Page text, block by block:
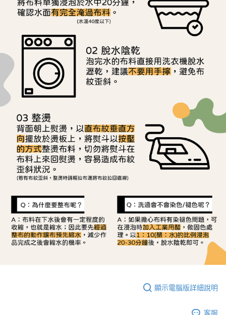
「AFTEE先享後付」，若未經同意申辦者引起之損失，本公司不負相關責
任。
４．使用「AFTEE先享後付」時，將依據個別帳號之用戶狀況，依本公司即
時審查核予不同之上限額度；若仍有額度不足之情形，本公司將視審查結果
請求用戶進行身份認證。
５．嚴禁一人註冊多個帳號或使用他人資訊註冊。若發現惡意使用之情形，
恩沛科技股份有限公司將有權停止該用戶之使用額度並採取法律行動。
顯示電腦版詳細說明
客服